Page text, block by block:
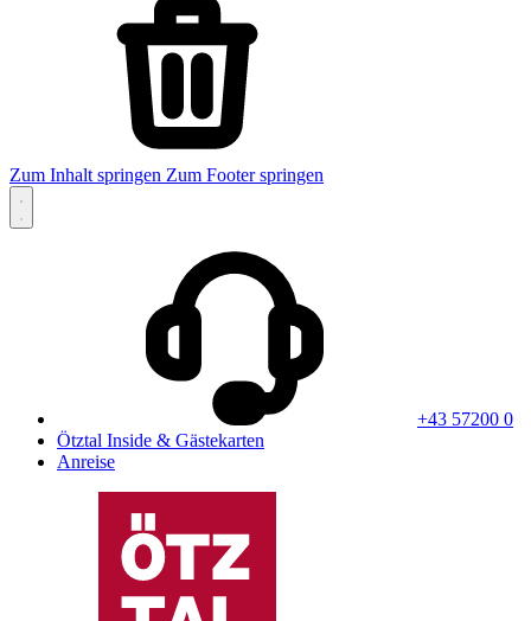
Zum Inhalt springen Zum Footer springen
+43 57200 0
Ötztal Inside & Gästekarten
Anreise